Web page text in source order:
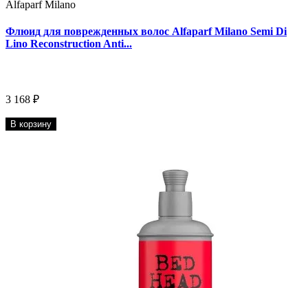
Alfaparf Milano
Флюид для поврежденных волос Alfaparf Milano Semi Di
Lino Reconstruction Anti...
3 168 ₽
В корзину